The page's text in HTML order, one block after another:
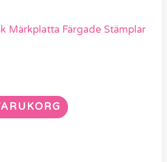
Märkplatta Färgade Stämplar